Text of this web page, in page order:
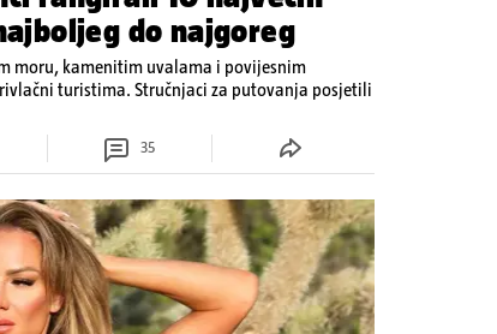
do najgoreg
moru, kamenitim uvalama i povijesnim
turistima. Stručnjaci za putovanja posjetili
35